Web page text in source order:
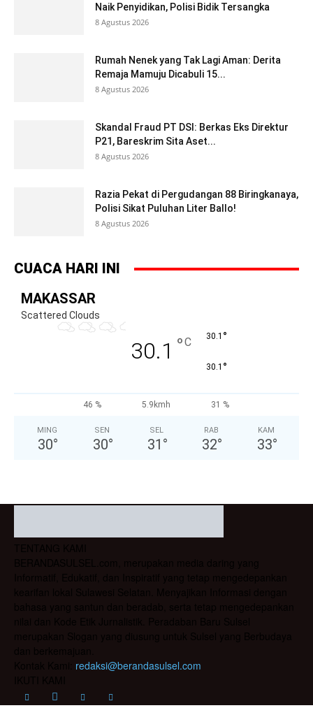
Naik Penyidikan, Polisi Bidik Tersangka
8 Agustus 2026
Rumah Nenek yang Tak Lagi Aman: Derita
Remaja Mamuju Dicabuli 15...
8 Agustus 2026
Skandal Fraud PT DSI: Berkas Eks Direktur
P21, Bareskrim Sita Aset...
8 Agustus 2026
Razia Pekat di Pergudangan 88 Biringkanaya,
Polisi Sikat Puluhan Liter Ballo!
8 Agustus 2026
CUACA HARI INI
MAKASSAR
Scattered Clouds
30.1 °C 30.1 °
30.1 °
46 % 5.9kmh 31 %
MING
30°
SEN
30°
SEL
31 °
RAB
32°
KAM
33°
redaksi@berandasulsel.com